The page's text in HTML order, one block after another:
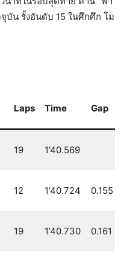
บัน รั้งอันดับ 15 ในศึกศึก โม
Laps Time Gap
19 1’40.569
12 1’40.724 0.155
19 1’40.730 0.161